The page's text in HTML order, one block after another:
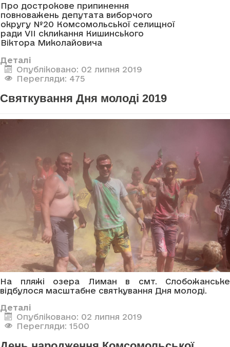
Про дострокове припинення
повноважень депутата виборчого
округу №20 Комсомольської селищної
ради VII скликання Кишинського
Віктора Миколайовича
Деталі
Опубліковано: 02 липня 2019
Перегляди: 475
Святкування Дня молоді 2019
На пляжі озера Лиман в смт. Слобожанське
відбулося масштабне святкування Дня молоді.
Деталі
Опубліковано: 02 липня 2019
Перегляди: 1500